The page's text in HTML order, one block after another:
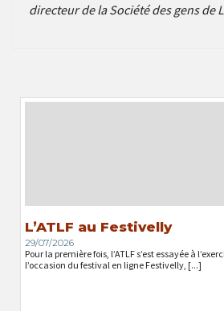
directeur de la Société des gens de
L’ATLF au Festivelly
29/07/2026
Pour la première fois, l’ATLF s’est essayée à
l’occasion du festival en ligne Festivelly, [...]